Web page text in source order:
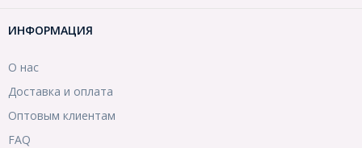
ИНФОРМАЦИЯ
О нас
Доставка и оплата
Оптовым клиентам
FAQ